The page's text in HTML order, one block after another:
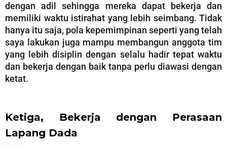
dengan adil sehingga mereka dapat bekerja dan
memiliki waktu istirahat yang lebih seimbang. Tidak
hanya itu saja, pola kepemimpinan seperti yang telah
saya lakukan juga mampu membangun anggota tim
yang lebih disiplin dengan selalu hadir tepat waktu
dan bekerja dengan baik tanpa perlu diawasi dengan
ketat.
Ketiga, Bekerja dengan Perasaan
Lapang Dada